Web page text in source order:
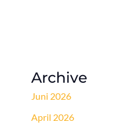
Archive
Juni 2026
April 2026